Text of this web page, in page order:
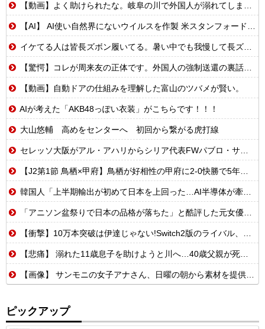
【動画】よく助けられたな。岐阜の川で外国人が溺れてしまう事故。
【AI】 AI使い自然界にないウイルスを作製 米スタンフォード大学が成果発表
イケてる人は皆長ズボン履いてる。暑い中でも我慢して長ズボン履いてる。半ズボンはモテ無い。厳しいって
【驚愕】コレが周来友の正体です。外国人の強制送還の裏話を聞いて鳥肌が立ちました…
【動画】自動ドアの仕組みを理解した富山のツバメが賢い。
AIが考えた「AKB48っぽい衣装」がこちらです！！！
大山悠輔 高めをセンターへ 初回から繋がる虎打線
セレッソ大阪がアル・アハリからシリア代表FWパブロ・サバックを獲得へ 2025年のKリーグ得点王
【J2第1節 鳥栖×甲府】鳥栖が好相性の甲府に2-0快勝で5年ぶり開幕白星！田中雄大は古巣に恩返しPK弾
韓国人「上半期輸出が初めて日本を上回った…AI半導体が牽引で今年も4位狙える」
「アニソン盆祭りで日本の品格が落ちた」と酷評した元女優、「あんたが品格を語るのかよ！」と総ツッコミを食らってしまい……
【衝撃】10万本突破は伊達じゃない!Switch2版のライバル、まさかのSwitch版だったw
【悲痛】 溺れた11歳息子を助けようと川へ…40歳父親が死亡 息子は母親が救助 愛知
【画像】 サンモニの女子アナさん、日曜の朝から素材を提供してしまう
ピックアップ